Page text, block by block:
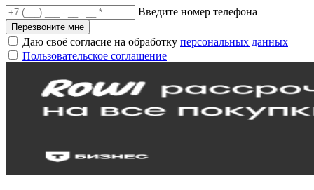
Введите номер телефона
Перезвоните мне
Даю своё согласие на обработку персональных данных
Пользовательское соглашение